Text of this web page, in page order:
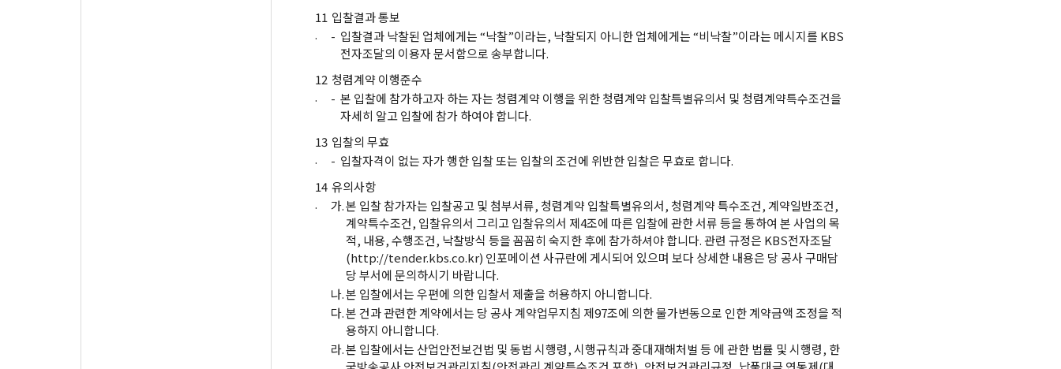
11
.
입찰결과 통보
- 입찰결과 낙찰된 업체에게는 “낙찰”이라는, 낙찰되지 아니한 업체에게는 “비낙찰”이라는 메시지를 KBS
전자조달의 이용자 문서함으로 송부합니다.
12
.
청렴계약 이행준수
- 본 입찰에 참가하고자 하는 자는 청렴계약 이행을 위한 청렴계약 입찰특별유의서 및 청렴계약특수조건을
자세히 알고 입찰에 참가 하여야 합니다.
13
.
입찰의 무효
- 입찰자격이 없는 자가 행한 입찰 또는 입찰의 조건에 위반한 입찰은 무효로 합니다.
14
.
유의사항
가.본 입찰 참가자는 입찰공고 및 첨부서류, 청렴계약 입찰특별유의서, 청렴계약 특수조건, 계약일반조건,
계약특수조건, 입찰유의서 그리고 입찰유의서 제4조에 따른 입찰에 관한 서류 등을 통하여 본 사업의 목
적, 내용, 수행조건, 낙찰방식 등을 꼼꼼히 숙지한 후에 참가하셔야 합니다. 관련 규정은 KBS전자조달
(http://tender.kbs.co.kr) 인포메이션 사규란에 게시되어 있으며 보다 상세한 내용은 당 공사 구매담
당 부서에 문의하시기 바랍니다.
나.본 입찰에서는 우편에 의한 입찰서 제출을 허용하지 아니합니다.
다.본 건과 관련한 계약에서는 당 공사 계약업무지침 제97조에 의한 물가변동으로 인한 계약금액 조정을 적
용하지 아니합니다.
라.본 입찰에서는 산업안전보건법 및 동법 시행령, 시행규칙과 중대재해처벌 등 에 관한 법률 및 시행령, 한